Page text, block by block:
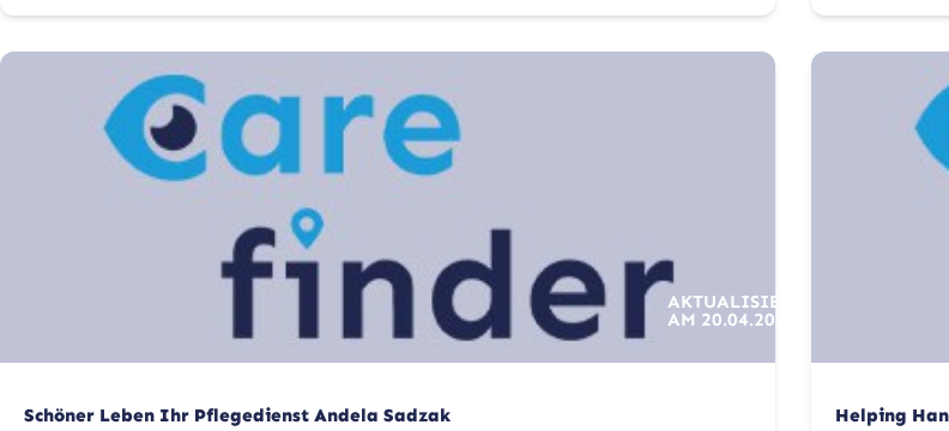
AKTUALISIERT
AM 20.04.2026
Schöner Leben Ihr Pflegedienst Andela Sadzak
Helping